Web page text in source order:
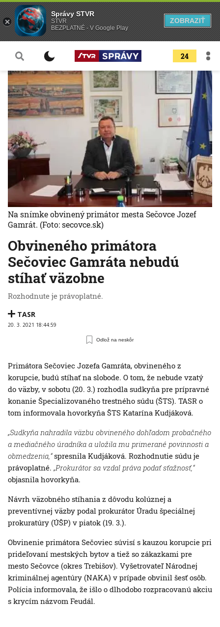
24
Obvineného primátora
Sečoviec Gamráta nebudú
stíhať väzobne
Rozhodnute je právoplatné.
TASR
20. 3. 2021 18:44:59
Odlož na neskôr
Na snímke obvinený primátor mesta Sečovce Jozef
Gamrát. (Foto: secovce.sk)
Primátora Sečoviec Jozefa Gamráta, obvineného z
korupcie, budú stíhať na slobode. O tom, že nebude vzatý
do väzby, v sobotu (20. 3.) rozhodla sudkyňa pre prípravné
konanie Špecializovaného trestného súdu (ŠTS). TASR o
tom informovala hovorkyňa ŠTS Katarína Kudjáková.
„Sudkyňa nahradila väzbu obvineného dohľadom probačného
a mediačného úradníka a uložila mu primerané povinnosti a
obmedzenia,“spresnila Kudjáková. Rozhodnutie súdu je
právoplatné. „Prokurátor sa vzdal práva podať sťažnosť,“
objasnila hovorkyňa.
Návrh väzobného stíhania z dôvodu kolúznej a
preventívnej väzby podal prokurátor Úradu špeciálnej
prokuratúry (ÚŠP) v piatok (19. 3.).
Obvinenie primátora Sečoviec súvisí s kauzou korupcie pri
prideľovaní mestských bytov a tiež so zákazkami pre
mesto Sečovce (okres Trebišov). Vyšetrovateľ Národnej
kriminálnej agentúry (NAKA) v prípade obvinil šesť osôb.
Polícia informovala, že išlo o dlhodobo rozpracovanú akciu
s krycím názvom Feudál.
Správy STVR
STVR
BEZPLATNÉ - V Google Play
ZOBRAZIŤ